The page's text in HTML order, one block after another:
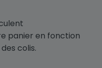
panier en fonction
colis.